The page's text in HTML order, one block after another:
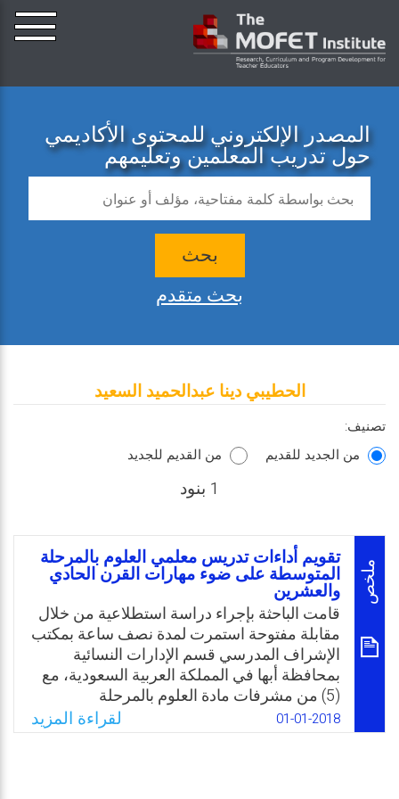
المصدر الإلكتروني للمحتوى الأكاديمي
حول تدريب المعلمين وتعليمهم
بحث
بحث متقدم
الحطيبي دينا عبدالحميد السعيد
تصنيف:
من الجديد للقديم
من القديم للجديد
1 بنود
ملخص
تقويم أداءات تدريس معلمي العلوم بالمرحلة
المتوسطة على ضوء مهارات القرن الحادي
والعشرين
قامت الباحثة بإجراء دراسة استطلاعية من خلال
مقابلة مفتوحة استمرت لمدة نصف ساعة بمكتب
الإشراف المدرسي قسم الإدارات النسائية
بمحافظة أبها في المملكة العربية السعودية، مع
(5) من مشرفات مادة العلوم بالمرحلة
المتوسطة حول الأداءات التدريسية الفعلية التي
تمارسها معلمات العلوم، والتي اقتصرت على
01-01-2018 لقراءة المزيد